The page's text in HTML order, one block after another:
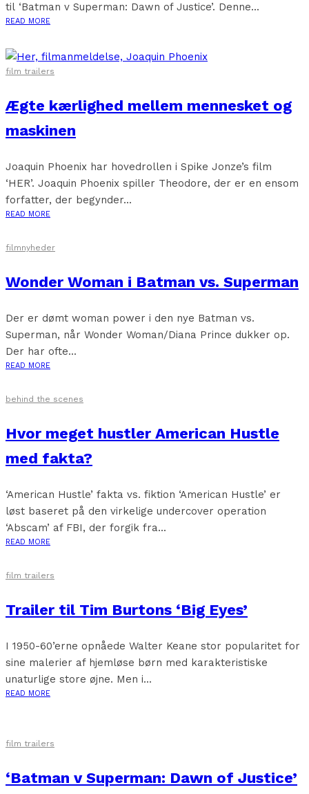
til ‘Batman v Superman: Dawn of Justice’. Denne...
READ MORE
film trailers
Ægte kærlighed mellem mennesket og
maskinen
Joaquin Phoenix har hovedrollen i Spike Jonze’s film
‘HER’. Joaquin Phoenix spiller Theodore, der er en ensom
forfatter, der begynder...
READ MORE
filmnyheder
Wonder Woman i Batman vs. Superman
Der er dømt woman power i den nye Batman vs.
Superman, når Wonder Woman/Diana Prince dukker op.
Der har ofte...
READ MORE
behind the scenes
Hvor meget hustler American Hustle
med fakta?
‘American Hustle’ fakta vs. fiktion ‘American Hustle’ er
løst baseret på den virkelige undercover operation
‘Abscam’ af FBI, der forgik fra...
READ MORE
film trailers
Trailer til Tim Burtons ‘Big Eyes’
I 1950-60’erne opnåede Walter Keane stor popularitet for
sine malerier af hjemløse børn med karakteristiske
unaturlige store øjne. Men i...
READ MORE
film trailers
‘Batman v Superman: Dawn of Justice’